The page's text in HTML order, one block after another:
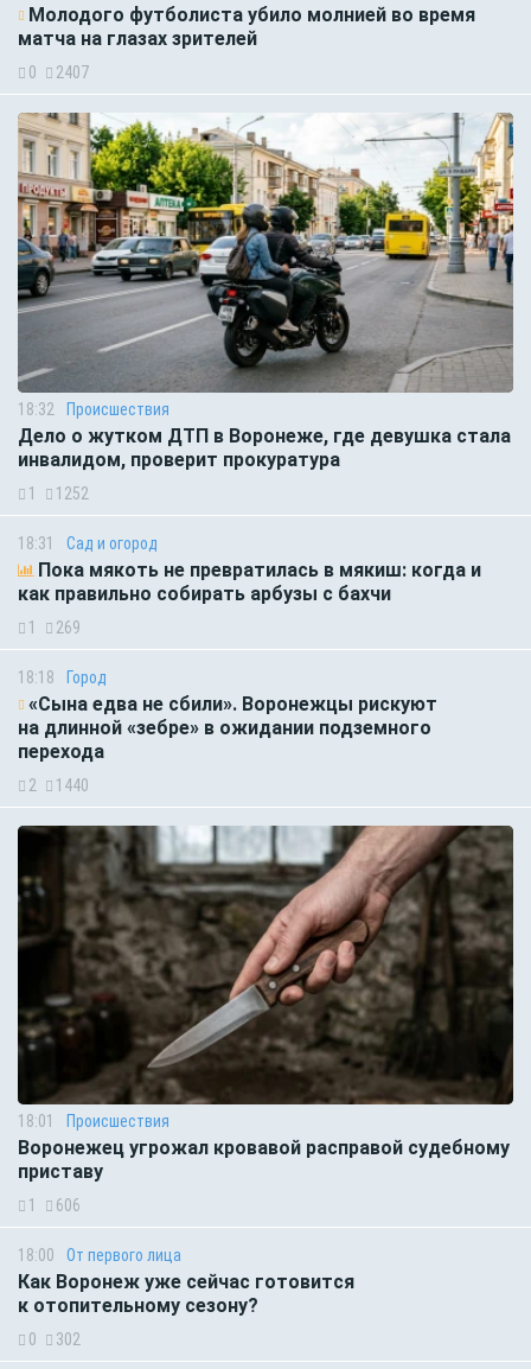
Молодого футболиста убило молнией во время
матча на глазах зрителей
0 2407
18:32 Происшествия
Дело о жутком ДТП в Воронеже, где девушка стала
инвалидом, проверит прокуратура
1 1252
18:31 Сад и огород
Пока мякоть не превратилась в мякиш: когда и
как правильно собирать арбузы с бахчи
1 269
18:18 Город
«Сына едва не сбили». Воронежцы рискуют
на длинной «зебре» в ожидании подземного
перехода
2 1440
18:01 Происшествия
Воронежец угрожал кровавой расправой судебному
приставу
1 606
18:00 От первого лица
Как Воронеж уже сейчас готовится
к отопительному сезону?
0 302